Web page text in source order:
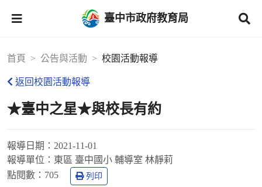
臺中市政府教育局
首頁 公告與活動 校園活動報導
返回校園活動報導
★臺中之星★與校長有約
報導日期： 2021-11-01
報導單位： 東區 臺中國小 輔導室 林靜莉
點閱數： 705 列印